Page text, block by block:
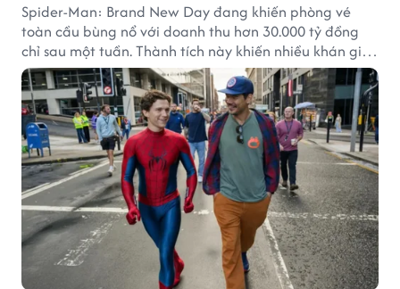
Spider-Man: Brand New Day đang khiến phòng vé
toàn cầu bùng nổ với doanh thu hơn 30.000 tỷ đồng
chỉ sau một tuần. Thành tích này khiến nhiều khán giả
đặt câu hỏi liệu bộ phim mới của Tom Holland có thể
phá kỷ lục mà No Way Home từng thiết lập hay không.